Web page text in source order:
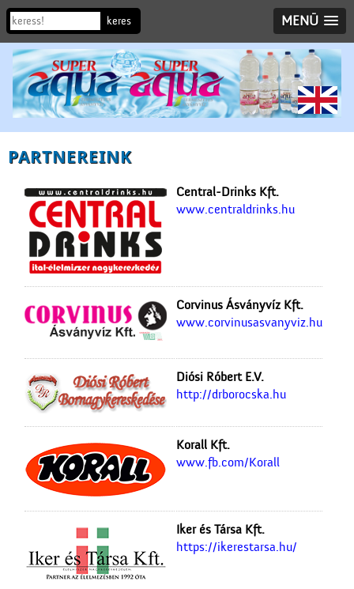
MENÜ
PARTNEREINK
Central-Drinks Kft.
www.centraldrinks.hu
Corvinus Ásványvíz Kft.
www.corvinusasvanyviz.hu
Diósi Róbert E.V.
http://drborocska.hu
Korall Kft.
www.fb.com/Korall
Iker és Társa Kft.
https://ikerestarsa.hu/